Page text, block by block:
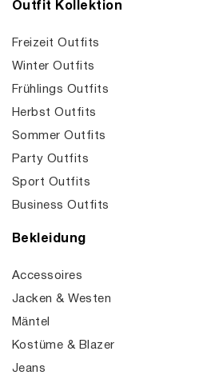
Outfit Kollektion
Freizeit Outfits
Winter Outfits
Frühlings Outfits
Herbst Outfits
Sommer Outfits
Party Outfits
Sport Outfits
Business Outfits
Bekleidung
Accessoires
Jacken & Westen
Mäntel
Kostüme & Blazer
Jeans